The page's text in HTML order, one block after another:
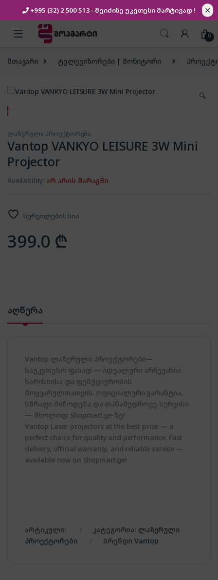
+995 (32) 2 500 513 - შეიძინე უკეთესი მარტივად ! ✕
Skip to navigation
Skip to content
0
მთავარი ტელევიზორები | მონიტორი
🔍
ლაზერული პროექტორები
Vantop VANKYO LEISURE 3W Mini
Projector
Availability: არ არის მარაგში
სურვილების სია
399.0 ₾
აღწერა
Vantop ლაზერული პროექტორები—
საუკეთესო ფასად — იდეალური არჩევანია
ხარისხისა და ფუნქციურობის
მოყვარულთათვის. ოფიციალური გარანტია,
სწრაფი მიწოდება და თანამედროვე სერვისი
— მხოლოდ Shopmart.ge-ზე!
Vantop Laser projectors at the best price — a
perfect choice for quality and performance. Fast
delivery, official warranty, and reliable service —
available now on Shopmart.ge!
არტიკული: კატეგორია: ლაზერული
პროექტორები
ბრენდიVantop